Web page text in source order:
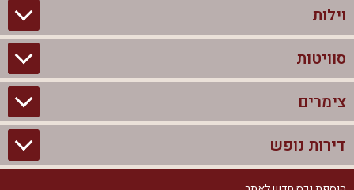
וילות
וילות בצפון
וילות להשכרה
וילות למסיבת רווקים
סוויטות
סוויטות בצפון
צימרים לזוגות עם בריכה פרטית
צימרים
צימרים בצפון
צימרים לזוגות
דירות נופש